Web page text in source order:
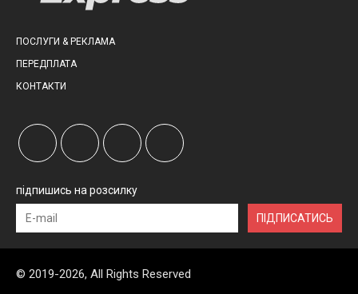
ПОСЛУГИ & РЕКЛАМА
ПЕРЕДПЛАТА
КОНТАКТИ
підпишись на розсилку
ПІДПИСАТИСЬ
© 2019-2026, All Rights Reserved